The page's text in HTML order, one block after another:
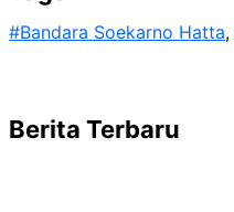
#Bandara Soekarno Hatta,
Berita Terbaru